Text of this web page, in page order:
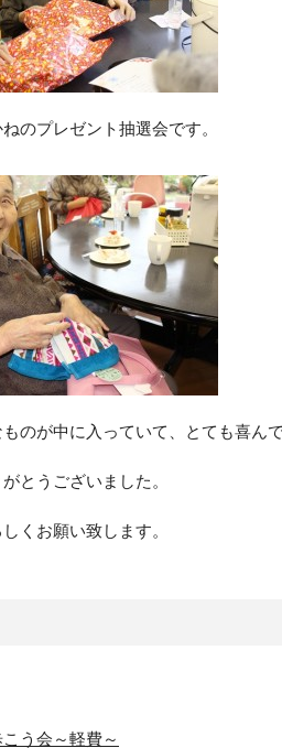
のプレゼント抽選会です。
のが中に入っていて、とても喜ん
とうございました。
くお願い致します。
う会～軽費～